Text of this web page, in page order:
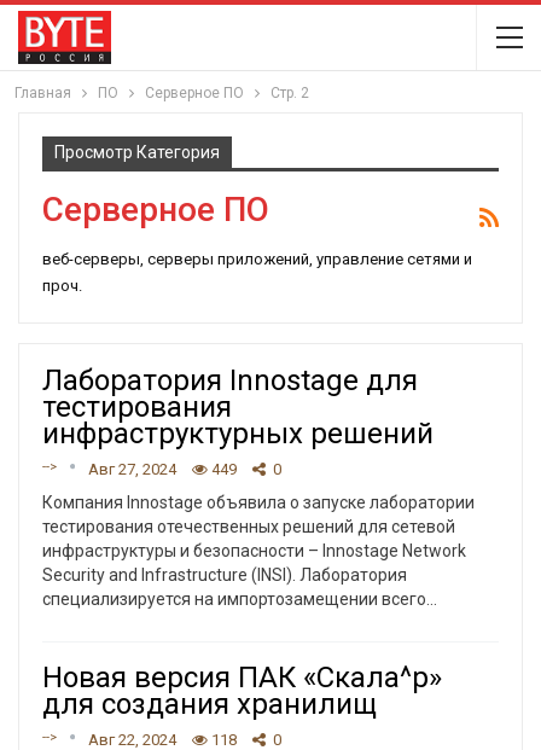
Главная ПО Серверное ПО Стр. 2
Просмотр Категория
Серверное ПО
веб-серверы, серверы приложений, управление сетями и
проч.
Лаборатория Innostage для
тестирования
инфраструктурных решений
--> Авг 27, 2024 449 0
Компания Innostage объявила о запуске лаборатории
тестирования отечественных решений для сетевой
инфраструктуры и безопасности – Innostage Network
Security and Infrastructure (INSI). Лаборатория
специализируется на импортозамещении всего
Новая версия ПАК «Скала^р»
для создания хранилищ
--> Авг 22, 2024 118 0